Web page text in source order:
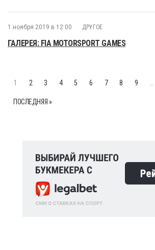
1 ноября 2019 в 12:00 ДРУГОЕ
ГАЛЕРЕЯ: FIA MOTORSPORT GAMES
1 2 3 4 5 6 7 8 9
ПОСЛЕДНЯЯ »